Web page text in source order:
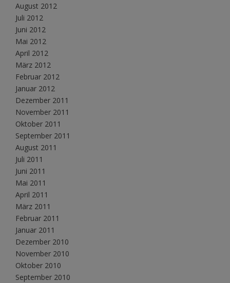
August 2012
Juli 2012
Juni 2012
Mai 2012
April 2012
März 2012
Februar 2012
Januar 2012
Dezember 2011
November 2011
Oktober 2011
September 2011
August 2011
Juli 2011
Juni 2011
Mai 2011
April 2011
März 2011
Februar 2011
Januar 2011
Dezember 2010
November 2010
Oktober 2010
September 2010